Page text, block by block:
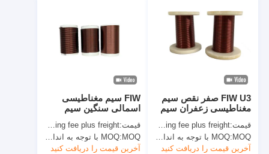
FIW سیم مغناطیسی
اسمالی سنگین سیم
گرما
قیمت:Copper price plus processing fee plus freight
MOQ:MOQ با توجه به اندازه مشخصات متفاوت است
آخرین قیمت را دریافت کنید
FIW U3 صفر نقص سیم
مغناطیسی زعفران سیم
استاندارد
قیمت:Copper price plus processing fee plus freight
MOQ:MOQ با توجه به اندازه مشخصات متفاوت است
آخرین قیمت را دریافت کنید